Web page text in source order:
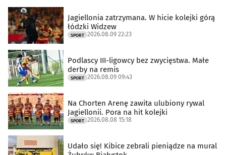
Jagiellonia zatrzymana. W hicie kolejki górą
łódzki Widzew
SPORT 2026.08.09 22:23
Podlascy III-ligowcy bez zwycięstwa. Małe
derby na remis
SPORT 2026.08.09 09:43
Na Chorten Arenę zawita ulubiony rywal
Jagiellonii. Pora na hit kolejki
SPORT 2026.08.08 15:18
Udało się! Kibice zebrali pieniądze na mural